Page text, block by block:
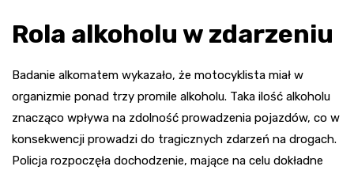
Rola alkoholu w zdarzeniu
Badanie alkomatem wykazało, że motocyklista miał w
organizmie ponad trzy promile alkoholu. Taka ilość alkoholu
znacząco wpływa na zdolność prowadzenia pojazdów, co w
konsekwencji prowadzi do tragicznych zdarzeń na drogach.
Policja rozpoczęła dochodzenie, mające na celu dokładne